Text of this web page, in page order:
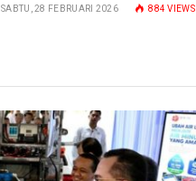
SABTU, 28 FEBRUARI 2026 884VIEWS